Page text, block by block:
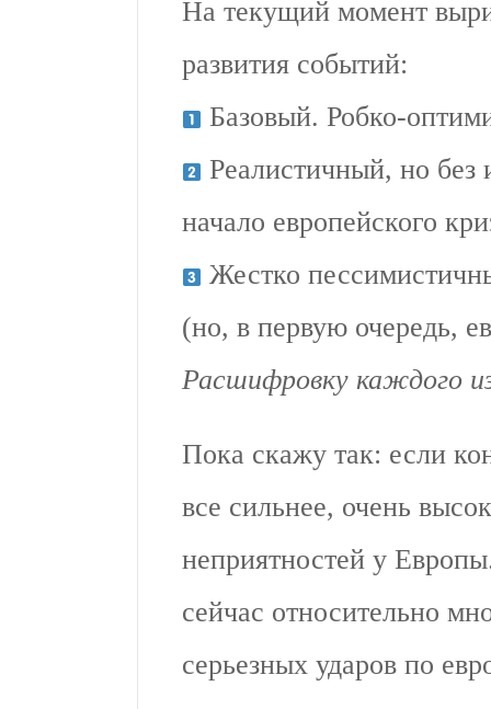
На текущий момент
развития событий:
Базовый. Робко-
Реалистичный, но без
начало европейского
Жестко
(но, в первую очередь,
Расшифровку каждого
Пока скажу так: если
все сильнее, очень
неприятностей у
сейчас относительно
серьезных ударов по